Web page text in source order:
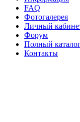
FAQ
Фотогалерея
Личный
Форум
Полный
Контакты